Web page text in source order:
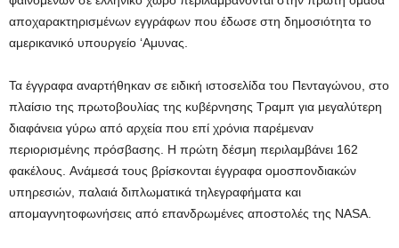
αποχαρακτηρισμένων εγγράφων που έδωσε στη δημοσιότητα το
αμερικανικό υπουργείο ‘Αμυνας.
Τα έγγραφα αναρτήθηκαν σε ειδική ιστοσελίδα του Πενταγώνου, στο
πλαίσιο της πρωτοβουλίας της κυβέρνησης Τραμπ για μεγαλύτερη
διαφάνεια γύρω από αρχεία που επί χρόνια παρέμεναν
περιορισμένης πρόσβασης. Η πρώτη δέσμη περιλαμβάνει 162
φακέλους. Aνάμεσά τους βρίσκονται έγγραφα ομοσπονδιακών
υπηρεσιών, παλαιά διπλωματικά τηλεγραφήματα και
απομαγνητοφωνήσεις από επανδρωμένες αποστολές της NASA.